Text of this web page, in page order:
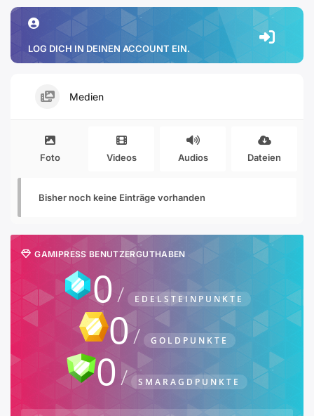
LOG DICH IN DEINEN ACCOUNT EIN.
Medien
Foto Videos Audios Dateien
Bisher noch keine Einträge vorhanden
GAMIPRESS BENUTZERGUTHABEN
0 EDELSTEINPUNKTE
0 GOLDPUNKTE
0 SMARAGDPUNKTE